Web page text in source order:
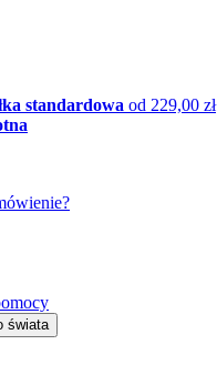
standardowa od 229,00 zł